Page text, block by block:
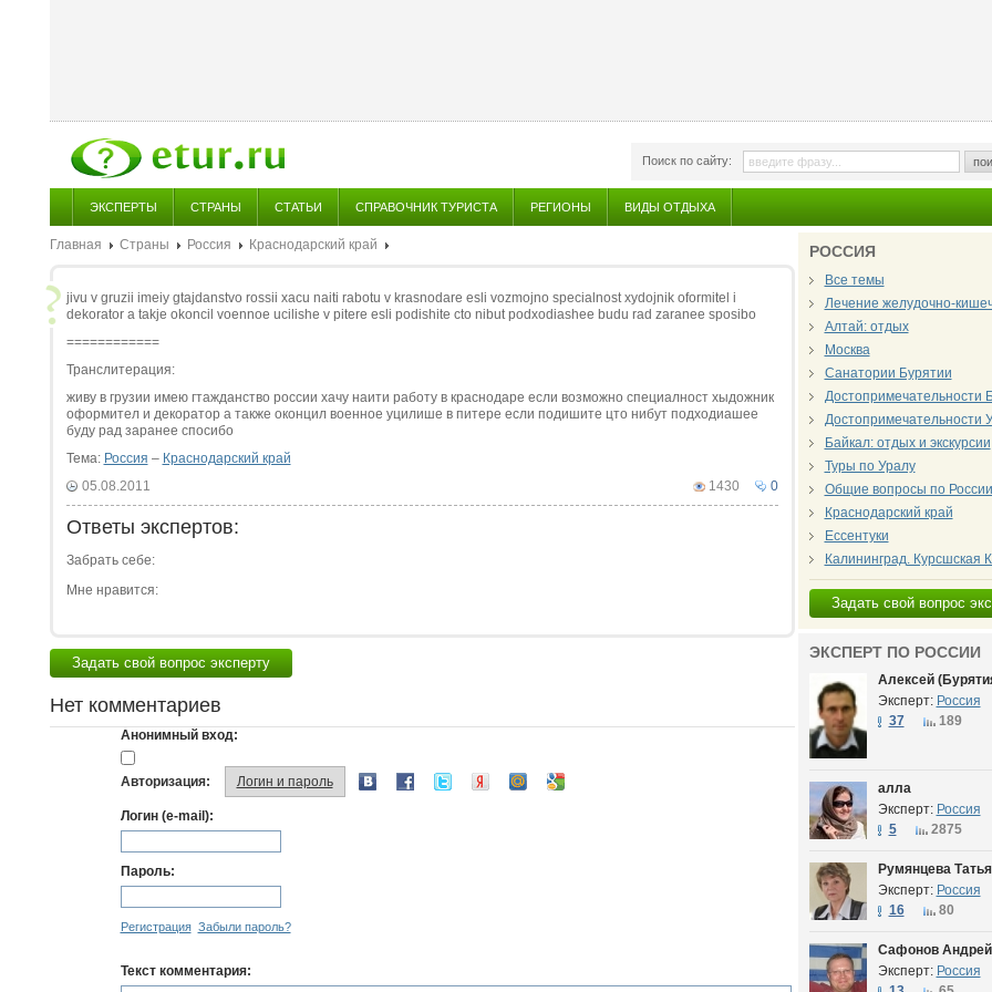
Поиск по сайту:
ЭКСПЕРТЫ СТРАНЫ СТАТЬИ СПРАВОЧНИК ТУРИСТА РЕГИОНЫ ВИДЫ ОТДЫХА
Главная Страны Россия Краснодарский край
jivu v gruzii imeiy gtajdanstvo rossii xacu naiti rabotu v krasnodare esli vozmojno specialnost xydojnik oformitel i
dekorator a takje okoncil voennoe ucilishe v pitere esli podishite cto nibut podxodiashee budu rad zaranee sposibo
============
Транслитерация:
живу в грузии имею гтажданство россии xачу наити работу в краснодаре если возможно специалност xыдожник
оформител и декоратор а также оконцил военное уцилише в питере если подишите цто нибут подxодиашее
буду рад заранее спосибо
Тема: Россия – Краснодарский край
0
1430
05.08.2011
Ответы экспертов:
Забрать себе:
Мне нравится:
Задать свой вопрос эксперту
Нет комментариев
Анонимный вход:
Авторизация: Логин и пароль
Логин (e-mail):
Пароль:
Регистрация Забыли пароль?
Текст комментария:
РОССИЯ
Все темы
Лечение желудочно-
Алтай: отдых
Москва
Санатории Бурятии
Достопримечательности
Достопримечательности
Байкал: отдых и экскурсии
Туры по Уралу
Общие вопросы по России
Краснодарский край
Ессентуки
Калининград. Курсшская
Задать свой вопрос
ЭКСПЕРТ ПО РОССИИ
Алексей
Эксперт: Россия
37
189
алла
Эксперт: Россия
5
2875
Румянцева
Эксперт: Россия
16
80
Сафонов Андрей
Эксперт: Россия